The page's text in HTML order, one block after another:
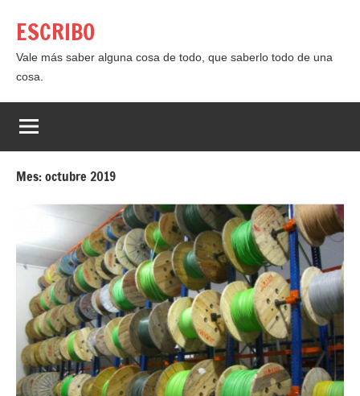
contenido
ESCRIBO
Vale más saber alguna cosa de todo, que saberlo todo de una
cosa.
Mes:octubre 2019